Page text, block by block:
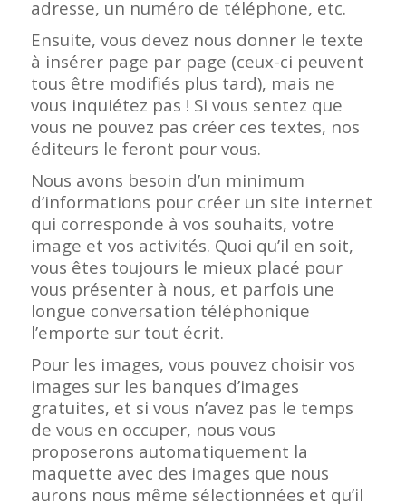
adresse, un numéro de téléphone, etc.
Ensuite, vous devez nous donner le texte
à insérer page par page (ceux-ci peuvent
tous être modifiés plus tard), mais ne
vous inquiétez pas ! Si vous sentez que
vous ne pouvez pas créer ces textes, nos
éditeurs le feront pour vous.
Nous avons besoin d’un minimum
d’informations pour créer un site internet
qui corresponde à vos souhaits, votre
image et vos activités. Quoi qu’il en soit,
vous êtes toujours le mieux placé pour
vous présenter à nous, et parfois une
longue conversation téléphonique
l’emporte sur tout écrit.
Pour les images, vous pouvez choisir vos
images sur les banques d’images
gratuites, et si vous n’avez pas le temps
de vous en occuper, nous vous
proposerons automatiquement la
maquette avec des images que nous
aurons nous même sélectionnées et qu’il